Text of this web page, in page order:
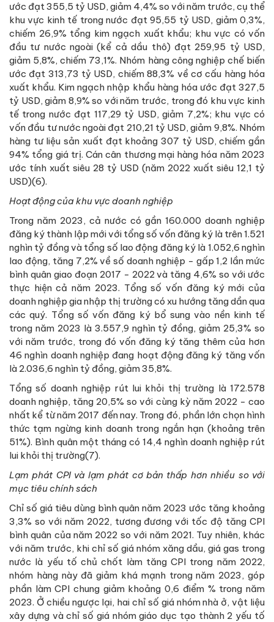
ước đạt 355,5 tỷ USD, giảm 4,4% so với năm trước, cụ thể
khu vực kinh tế trong nước đạt 95,55 tỷ USD, giảm 0,3%,
chiếm 26,9% tổng kim ngạch xuất khẩu; khu vực có vốn
đầu tư nước ngoài (kể cả dầu thô) đạt 259,95 tỷ USD,
giảm 5,8%, chiếm 73,1%. Nhóm hàng công nghiệp chế biến
ước đạt 313,73 tỷ USD, chiếm 88,3% về cơ cấu hàng hóa
xuất khẩu. Kim ngạch nhập khẩu hàng hóa ước đạt 327,5
tỷ USD, giảm 8,9% so với năm trước, trong đó khu vực kinh
tế trong nước đạt 117,29 tỷ USD, giảm 7,2%; khu vực có
vốn đầu tư nước ngoài đạt 210,21 tỷ USD, giảm 9,8%. Nhóm
hàng tư liệu sản xuất đạt khoảng 307 tỷ USD, chiếm gần
94% tổng giá trị. Cán cân thương mại hàng hóa năm 2023
ước tính xuất siêu 28 tỷ USD (năm 2022 xuất siêu 12,1 tỷ
USD)(6).
Hoạt động của khu vực doanh nghiệp
Trong năm 2023, cả nước có gần 160.000 doanh nghiệp
đăng ký thành lập mới với tổng số vốn đăng ký là trên 1.521
nghìn tỷ đồng và tổng số lao động đăng ký là 1.052,6 nghìn
lao động, tăng 7,2% về số doanh nghiệp - gấp 1,2 lần mức
bình quân giao đoạn 2017 - 2022 và tăng 4,6% so với ước
thực hiện cả năm 2023. Tổng số vốn đăng ký mới của
doanh nghiệp gia nhập thị trường có xu hướng tăng dần qua
các quý. Tổng số vốn đăng ký bổ sung vào nền kinh tế
trong năm 2023 là 3.557,9 nghìn tỷ đồng, giảm 25,3% so
với năm trước, trong đó vốn đăng ký tăng thêm của hơn
46 nghìn doanh nghiệp đang hoạt động đăng ký tăng vốn
là 2.036,6 nghìn tỷ đồng, giảm 35,8%.
Tổng số doanh nghiệp rút lui khỏi thị trường là 172.578
doanh nghiệp, tăng 20,5% so với cùng kỳ năm 2022 - cao
nhất kể từ năm 2017 đến nay. Trong đó, phần lớn chọn hình
thức tạm ngừng kinh doanh trong ngắn hạn (khoảng trên
51%). Bình quân một tháng có 14,4 nghìn doanh nghiệp rút
lui khỏi thị trường(7).
Lạm phát CPI và lạm phát cơ bản thấp hơn nhiều so với
mục tiêu chính sách
Chỉ số giá tiêu dùng bình quân năm 2023 ước tăng khoảng
3,3% so với năm 2022, tương đương với tốc độ tăng CPI
bình quân của năm 2022 so với năm 2021. Tuy nhiên, khác
với năm trước, khi chỉ số giá nhóm xăng dầu, giá gas trong
nước là yếu tố chủ chốt làm tăng CPI trong năm 2022,
nhóm hàng này đã giảm khá mạnh trong năm 2023, góp
phần làm CPI chung giảm khoảng 0,6 điểm % trong năm
2023. Ở chiều ngược lại, hai chỉ số giá nhóm nhà ở, vật liệu
xây dựng và chỉ số giá nhóm giáo dục tạo thành 2 yếu tố